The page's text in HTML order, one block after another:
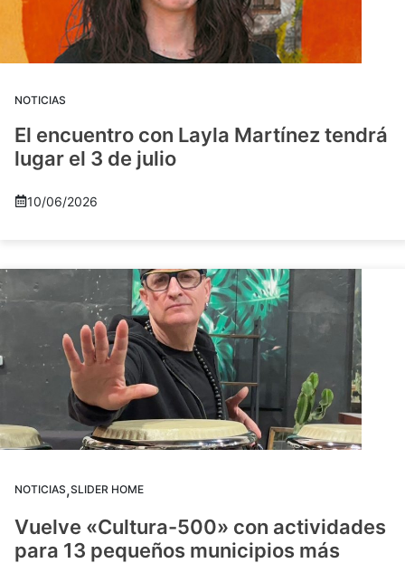
NOTICIAS
El encuentro con Layla Martínez tendrá
lugar el 3 de julio
10/06/2026
NOTICIAS,SLIDER HOME
Vuelve «Cultura-500» con actividades
para 13 pequeños municipios más